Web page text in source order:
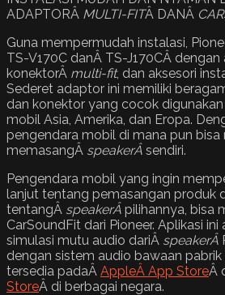
ADAPTORÂ MULTI-FITÂ DANÂ
Guna mempermudah instalasi,
TS-V170C danÂ TS-J170CÂ
konektorÂ multi-fit, dan aksesori
Sederet adaptor ini memiliki
dan konektor yang cocok
mobil Asia, Amerika, dan Eropa.
pengendara mobil di mana pun bisa
memasangÂ speakerÂ sendiri.
Pengendara mobil yang ingin
lanjut tentang pemasangan produk
tentangÂ speakerÂ pilihannya, bisa
CarSoundFit dari Pioneer. Aplikasi
simulasi mutu audio dariÂ speakerÂ
dengan sistem audio bawaan
tersedia padaÂ AppleÂ App StoreÂ
StoreÂ di berbagai negara.